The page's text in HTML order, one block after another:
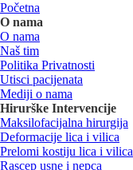
Početna
O nama
O nama
Naš tim
Politika Privatnosti
Utisci pacijenata
Mediji o nama
Hirurške Intervencije
Maksilofacijalna hirurgija
Deformacije lica i vilica
Prelomi kostiju lica i vilica
Rascep usne i nepca